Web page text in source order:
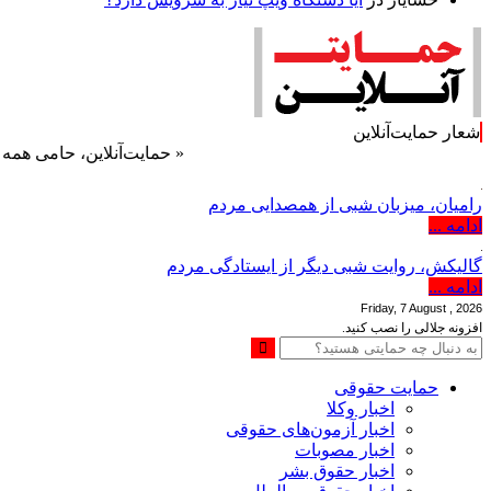
شعار حمایت‌آنلاین
« حمایت‌آنلاین، حامی همه مردم
رامیان، میزبان شبی از همصدایی مردم
ادامه ...
گالیکش، روایت شبی دیگر از ایستادگی مردم
ادامه ...
Friday, 7 August , 2026
افزونه جلالی را نصب کنید.
حمایت حقوقی
اخبار وکلا
اخبار آزمون‌های حقوقی
اخبار مصوبات
اخبار حقوق بشر